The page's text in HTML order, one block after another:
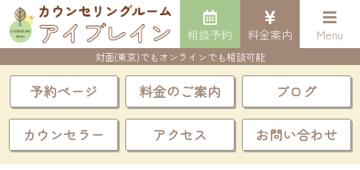
対面(東京)でもオンラインでも相談可能
予約ページ 料金のご案内 ブログ
カウンセラー アクセス お問い合わせ
相談予約 料金案内 Menu